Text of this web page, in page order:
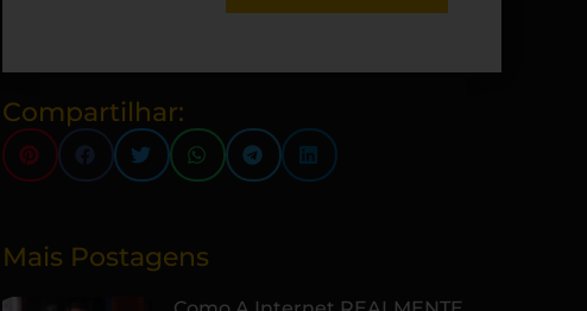
Compartilhar:
Mais Postagens